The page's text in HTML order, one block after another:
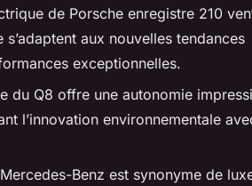
de Porsche enregistre 210
aux nouvelles tendances
exceptionnelles.
du Q8 offre une autonomie
l’innovation environnementale
Benz est synonyme de